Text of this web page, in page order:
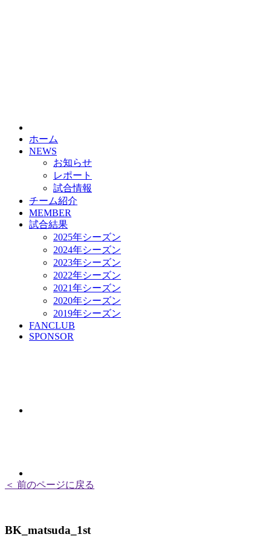
ホーム
NEWS
お知らせ
レポート
試合情報
チーム紹介
MEMBER
試合結果
2025年シーズン
2024年シーズン
2023年シーズン
2022年シーズン
2021年シーズン
2020年シーズン
2019年シーズン
FANCLUB
SPONSOR
＜ 前のページに戻る
BK_matsuda_1st